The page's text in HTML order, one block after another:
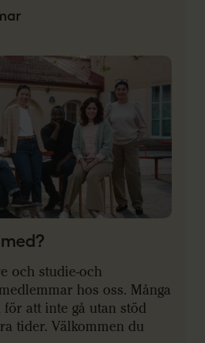
och studie-och
hos oss. Många
att inte gå utan stöd
tider. Välkommen du